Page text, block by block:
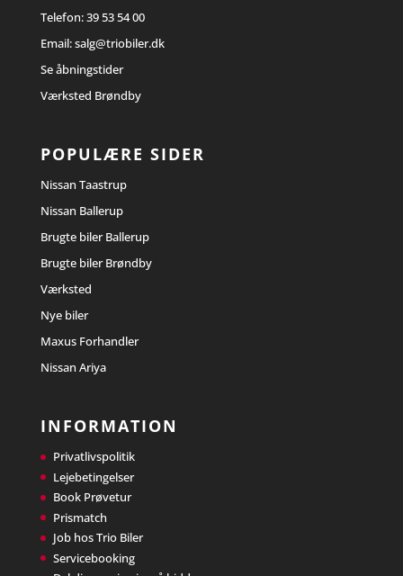
Telefon:39 53 54 00
Email:salg@triobiler.dk
Se åbningstider
Værksted Brøndby
POPULÆRE SIDER
Nissan Taastrup
Nissan Ballerup
Brugte biler Ballerup
Brugte biler Brøndby
Værksted
Nye biler
Maxus Forhandler
Nissan Ariya
INFORMATION
Privatlivspolitik
Lejebetingelser
Book Prøvetur
Prismatch
Job hos Trio Biler
Servicebooking